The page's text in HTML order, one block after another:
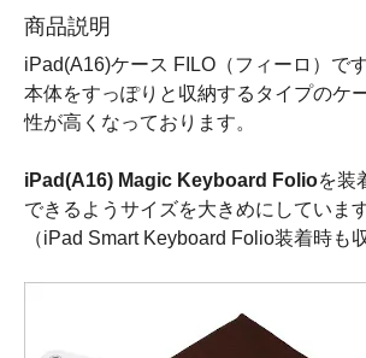
商品説明
iPad(A16)ケース FILO（フィーロ）です
本体をすっぽりと収納するタイプのケ
性が高くなっております。
iPad(A16) Magic Keyboard Folioを装
できるようサイズを大きめにしています
（iPad Smart Keyboard Folio装着時も